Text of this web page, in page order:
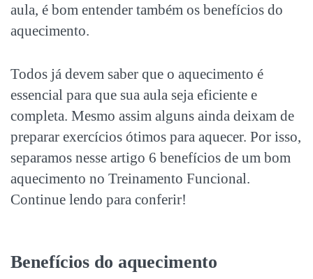
aula, é bom entender também os benefícios do
aquecimento.
Todos já devem saber que o aquecimento é
essencial para que sua aula seja eficiente e
completa. Mesmo assim alguns ainda deixam de
preparar exercícios ótimos para aquecer. Por isso,
separamos nesse artigo 6 benefícios de um bom
aquecimento no Treinamento Funcional.
Continue lendo para conferir!
Benefícios do aquecimento